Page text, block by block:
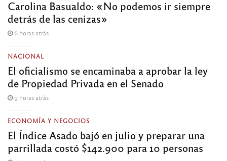
Carolina Basualdo: «No podemos ir siempre
detrás de las cenizas»
6 horas atrás
NACIONAL
El oficialismo se encaminaba a aprobar la ley
de Propiedad Privada en el Senado
9 horas atrás
ECONOMÍA Y NEGOCIOS
El Índice Asado bajó en julio y preparar una
parrillada costó $142.900 para 10 personas